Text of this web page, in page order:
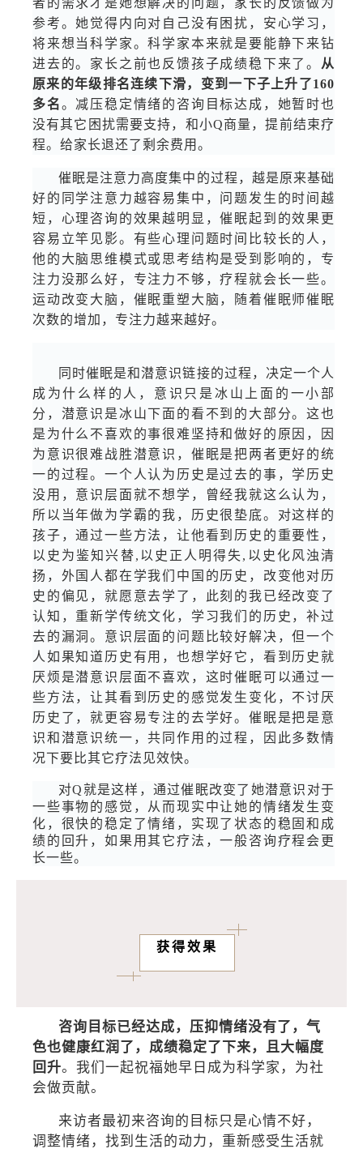
者的需求才是她想解决的问题，家长的反馈做为
参考。她觉得内向对自己没有困扰，安心学习，
将来想当科学家。科学家本来就是要能静下来钻
进去的。家长之前也反馈孩子成绩稳下来了。 从
原来的年级排名连续下滑，变到一下子上升了160
多名。减压稳定情绪的咨询目标达成，她暂时也
没有其它困扰需要支持，和小Q商量，提前结束疗
程。给家长退还了剩余费用。
催眠是注意力高度集中的过程，越是原来基础
好的同学注意力越容易集中，问题发生的时间越
短，心理咨询的效果越明显，催眠起到的效果更
容易立竿见影。有些心理问题时间比较长的人，
他的大脑思维模式或思考结构是受到影响的，专
注力没那么好，专注力不够，疗程就会长一些。
运动改变大脑，催眠重塑大脑，随着催眠师催眠
次数的增加，专注力越来越好。
同时催眠是和潜意识链接的过程，决定一个人
成为什么样的人，意识只是冰山上面的一小部
分，潜意识是冰山下面的看不到的大部分。这也
是为什么不喜欢的事很难坚持和做好的原因，因
为意识很难战胜潜意识，催眠是把两者更好的统
一的过程。一个人认为历史是过去的事，学历史
没用，意识层面就不想学，曾经我就这么认为，
所以当年做为学霸的我，历史很垫底。对这样的
孩子，通过一些方法，让他看到历史的重要性，
以史为鉴知兴替,以史正人明得失,以史化风浊清
扬，外国人都在学我们中国的历史，改变他对历
史的偏见，就愿意去学了，此刻的我已经改变了
认知，重新学传统文化，学习我们的历史，补过
去的漏洞。意识层面的问题比较好解决，但一个
人如果知道历史有用，也想学好它，看到历史就
厌烦是潜意识层面不喜欢，这时催眠可以通过一
些方法，让其看到历史的感觉发生变化，不讨厌
历史了，就更容易专注的去学好。催眠是把是意
识和潜意识统一，共同作用的过程，因此多数情
况下要比其它疗法见效快。
对Q就是这样，通过催眠改变了她潜意识对于
一些事物的感觉，从而现实中让她的情绪发生变
化，很快的稳定了情绪，实现了状态的稳固和成
绩的回升，如果用其它疗法，一般咨询疗程会更
长一些。
获得效果
咨询目标已经达成，压抑情绪没有了，气
色也健康红润了，成绩稳定了下来，且大幅度
回升。我们一起祝福她早日成为科学家，为社
会做贡献。
来访者最初来咨询的目标只是心情不好，
调整情绪，找到生活的动力，重新感受生活就